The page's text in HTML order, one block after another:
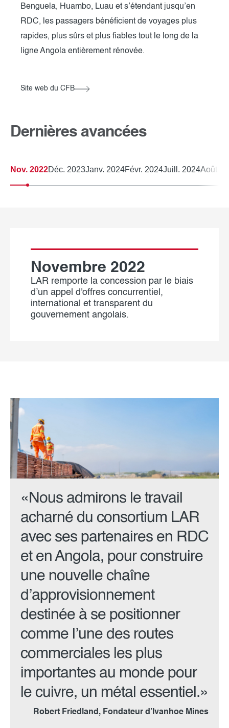
Benguela, Huambo, Luau et s’étendant jusqu’en
RDC, les passagers bénéficient de voyages plus
rapides, plus sûrs et plus fiables tout le long de la
ligne Angola entièrement rénovée.
Site web du CFB
Dernières avancées
Nov. 2022Déc. 2023Janv. 2024Févr. 2024Juill. 2024Août
Novembre 2022
LAR remporte la concession par le biais
d’un appel d'offres concurrentiel,
international et transparent du
gouvernement angolais.
«Nous admirons le travail
acharné du consortium LAR
avec ses partenaires en RDC
et en Angola, pour construire
une nouvelle chaîne
d’approvisionnement
destinée à se positionner
comme l’une des routes
commerciales les plus
importantes au monde pour
le cuivre, un métal essentiel.»
Robert Friedland, Fondateur d’Ivanhoe Mines